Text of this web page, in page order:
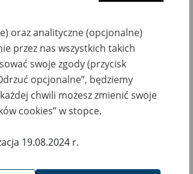
poniżej.
oraz analityczne (opcjonalne)
przez nas wszystkich takich
swoje zgody (przycisk
opcjonalne”, będziemy
chwili możesz zmienić swoje
cookies” w stopce.
19.08.2024 r.